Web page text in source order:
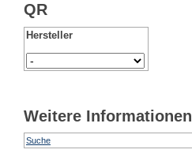
QR
Hersteller
Weitere Informationen
Suche